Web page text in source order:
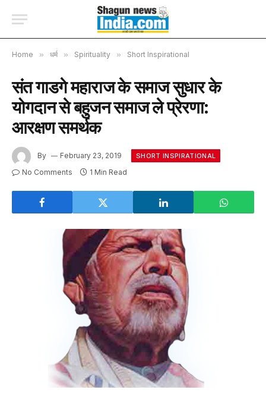
Home » धर्म » Spirituality » Short Inspirational
संत गाडगे महाराज के समाज सुधार के
योगदान से बहुजन समाज ले प्रेरणा:
आरक्षण समर्थक
By February 23, 2019 SHORT INSPIRATIONAL
No Comments 1 Min Read